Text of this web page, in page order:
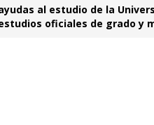
al estudio de la
oficiales de grado y